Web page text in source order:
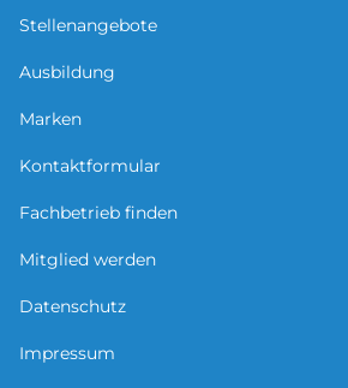
Stellenangebote
Ausbildung
Marken
Kontaktformular
Fachbetrieb finden
Mitglied werden
Datenschutz
Impressum